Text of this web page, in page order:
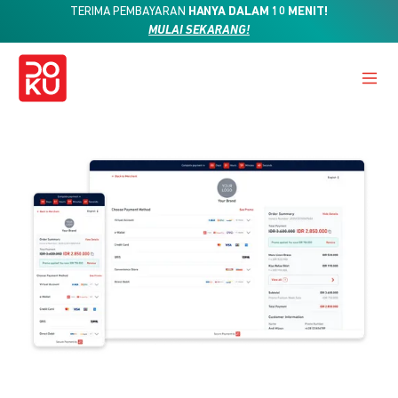
TERIMA PEMBAYARAN HANYA DALAM 10 MENIT!
MULAI SEKARANG!